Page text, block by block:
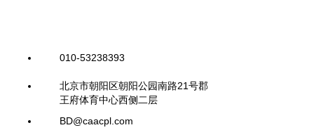
010-53238393
北京市朝阳区朝阳公园南路21号郡
王府体育中心西侧二层
BD@caacpl.com